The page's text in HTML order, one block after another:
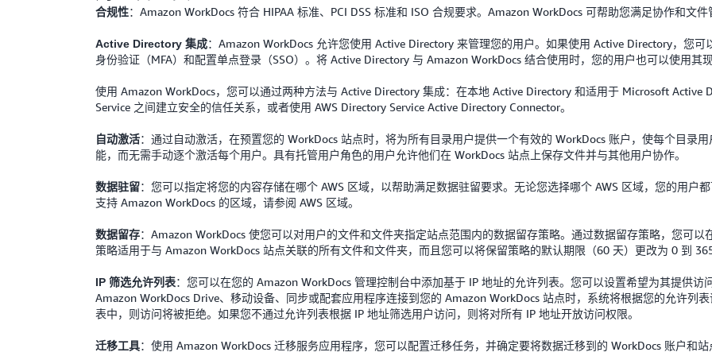
合规性：Amazon WorkDocs 符合 HIPAA 标准、PCI DSS 标准和 ISO 合规要求。Amazon WorkDocs 可帮助您满足协作和文
Active Directory 集成：Amazon WorkDocs 允许您使用 Active Directory 来管理您的用户。如果使用 Active Directory，您
身份验证（MFA）和配置单点登录（SSO）。将 Active Directory 与 Amazon WorkDocs 结合使用时，您的用户也可以使用其
使用 Amazon WorkDocs，您可以通过两种方法与 Active Directory 集成：在本地 Active Directory 和适用于 Microsoft Active
Service 之间建立安全的信任关系，或者使用 AWS Directory Service Active Directory Connector。
自动激活：通过自动激活，在预置您的 WorkDocs 站点时，将为所有目录用户提供一个有效的 WorkDocs 账户，使每个目录
能，而无需手动逐个激活每个用户。具有托管用户角色的用户允许他们在 WorkDocs 站点上保存文件并与其他用户协作。
数据驻留：您可以指定将您的内容存储在哪个 AWS 区域，以帮助满足数据驻留要求。无论您选择哪个 AWS 区域，您的用户
支持 Amazon WorkDocs 的区域，请参阅 AWS 区域。
数据留存：Amazon WorkDocs 使您可以对用户的文件和文件夹指定站点范围内的数据留存策略。通过数据留存策略，您可
策略适用于与 Amazon WorkDocs 站点关联的所有文件和文件夹，而且您可以将保留策略的默认期限（60 天）更改为 0 到
IP 筛选允许列表：您可以在您的 Amazon WorkDocs 管理控制台中添加基于 IP 地址的允许列表。您可以设置希望为其提供访
Amazon WorkDocs Drive、移动设备、同步或配套应用程序连接到您的 Amazon WorkDocs 站点时，系统将根据您的允许列
表中，则访问将被拒绝。如果您不通过允许列表根据 IP 地址筛选用户访问，则将对所有 IP 地址开放访问权限。
迁移工具：使用 Amazon WorkDocs 迁移服务应用程序，您可以配置迁移任务，并确定要将数据迁移到的 WorkDocs 账户和